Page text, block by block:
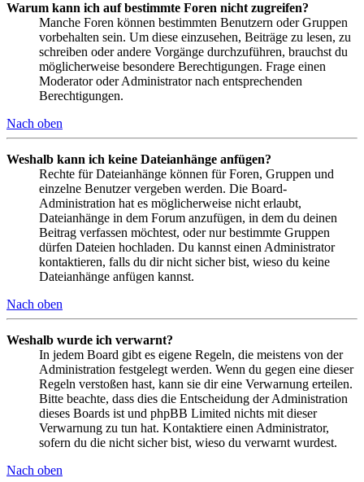
Warum kann ich auf bestimmte Foren nicht zugreifen?
Manche Foren können bestimmten Benutzern oder Gruppen
vorbehalten sein. Um diese einzusehen, Beiträge zu lesen, zu
schreiben oder andere Vorgänge durchzuführen, brauchst du
möglicherweise besondere Berechtigungen. Frage einen
Moderator oder Administrator nach entsprechenden
Berechtigungen.
Nach oben
Weshalb kann ich keine Dateianhänge anfügen?
Rechte für Dateianhänge können für Foren, Gruppen und
einzelne Benutzer vergeben werden. Die Board-
Administration hat es möglicherweise nicht erlaubt,
Dateianhänge in dem Forum anzufügen, in dem du deinen
Beitrag verfassen möchtest, oder nur bestimmte Gruppen
dürfen Dateien hochladen. Du kannst einen Administrator
kontaktieren, falls du dir nicht sicher bist, wieso du keine
Dateianhänge anfügen kannst.
Nach oben
Weshalb wurde ich verwarnt?
In jedem Board gibt es eigene Regeln, die meistens von der
Administration festgelegt werden. Wenn du gegen eine dieser
Regeln verstoßen hast, kann sie dir eine Verwarnung erteilen.
Bitte beachte, dass dies die Entscheidung der Administration
dieses Boards ist und phpBB Limited nichts mit dieser
Verwarnung zu tun hat. Kontaktiere einen Administrator,
sofern du die nicht sicher bist, wieso du verwarnt wurdest.
Nach oben